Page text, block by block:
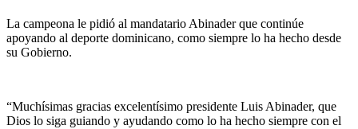
La campeona le pidió al mandatario Abinader que continúe
apoyando al deporte dominicano, como siempre lo ha hecho desde
su Gobierno.
“Muchísimas gracias excelentísimo presidente Luis Abinader, que
Dios lo siga guiando y ayudando como lo ha hecho siempre con el